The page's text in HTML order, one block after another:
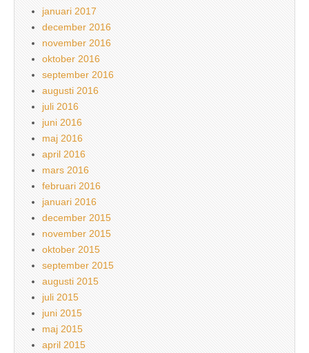
januari 2017
december 2016
november 2016
oktober 2016
september 2016
augusti 2016
juli 2016
juni 2016
maj 2016
april 2016
mars 2016
februari 2016
januari 2016
december 2015
november 2015
oktober 2015
september 2015
augusti 2015
juli 2015
juni 2015
maj 2015
april 2015